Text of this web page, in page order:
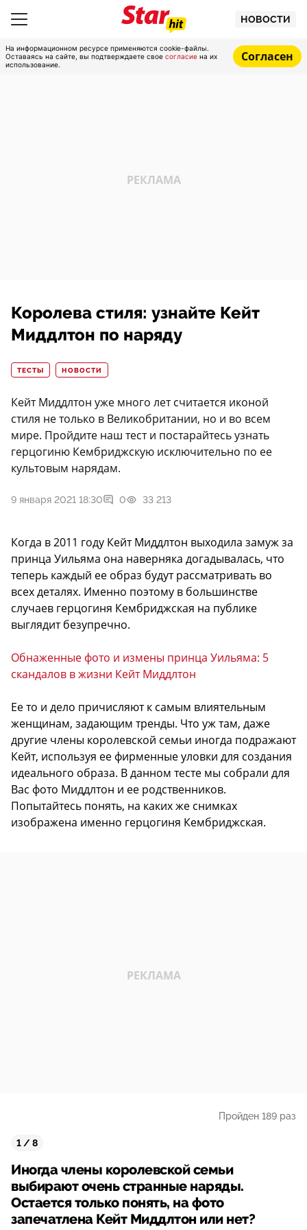
НОВОСТИ
На информационном ресурсе применяются cookie-файлы.
Оставаясь на сайте, вы подтверждаете свое согласие на их
использование.
Согласен
Королева стиля: узнайте Кейт
Миддлтон по наряду
ТЕСТЫ НОВОСТИ
Кейт Миддлтон уже много лет считается иконой
стиля не только в Великобритании, но и во всем
мире. Пройдите наш тест и постарайтесь узнать
герцогиню Кембриджскую исключительно по ее
культовым нарядам.
9 января 2021 18:30 0 33 213
Когда в 2011 году Кейт Миддлтон выходила замуж за
принца Уильяма она наверняка догадывалась, что
теперь каждый ее образ будут рассматривать во
всех деталях. Именно поэтому в большинстве
случаев герцогиня Кембриджская на публике
выглядит безупречно.
Обнаженные фото и измены принца Уильяма: 5
скандалов в жизни Кейт Миддлтон
Ее то и дело причисляют к самым влиятельным
женщинам, задающим тренды. Что уж там, даже
другие члены королевской семьи иногда подражают
Кейт, используя ее фирменные уловки для создания
идеального образа. В данном тесте мы собрали для
Вас фото Миддлтон и ее родственников.
Попытайтесь понять, на каких же снимках
изображена именно герцогиня Кембриджская.
Пройден 189 раз
1 / 8
Иногда члены королевской семьи
выбирают очень странные наряды.
Остается только понять, на фото
запечатлена Кейт Миддлтон или нет?